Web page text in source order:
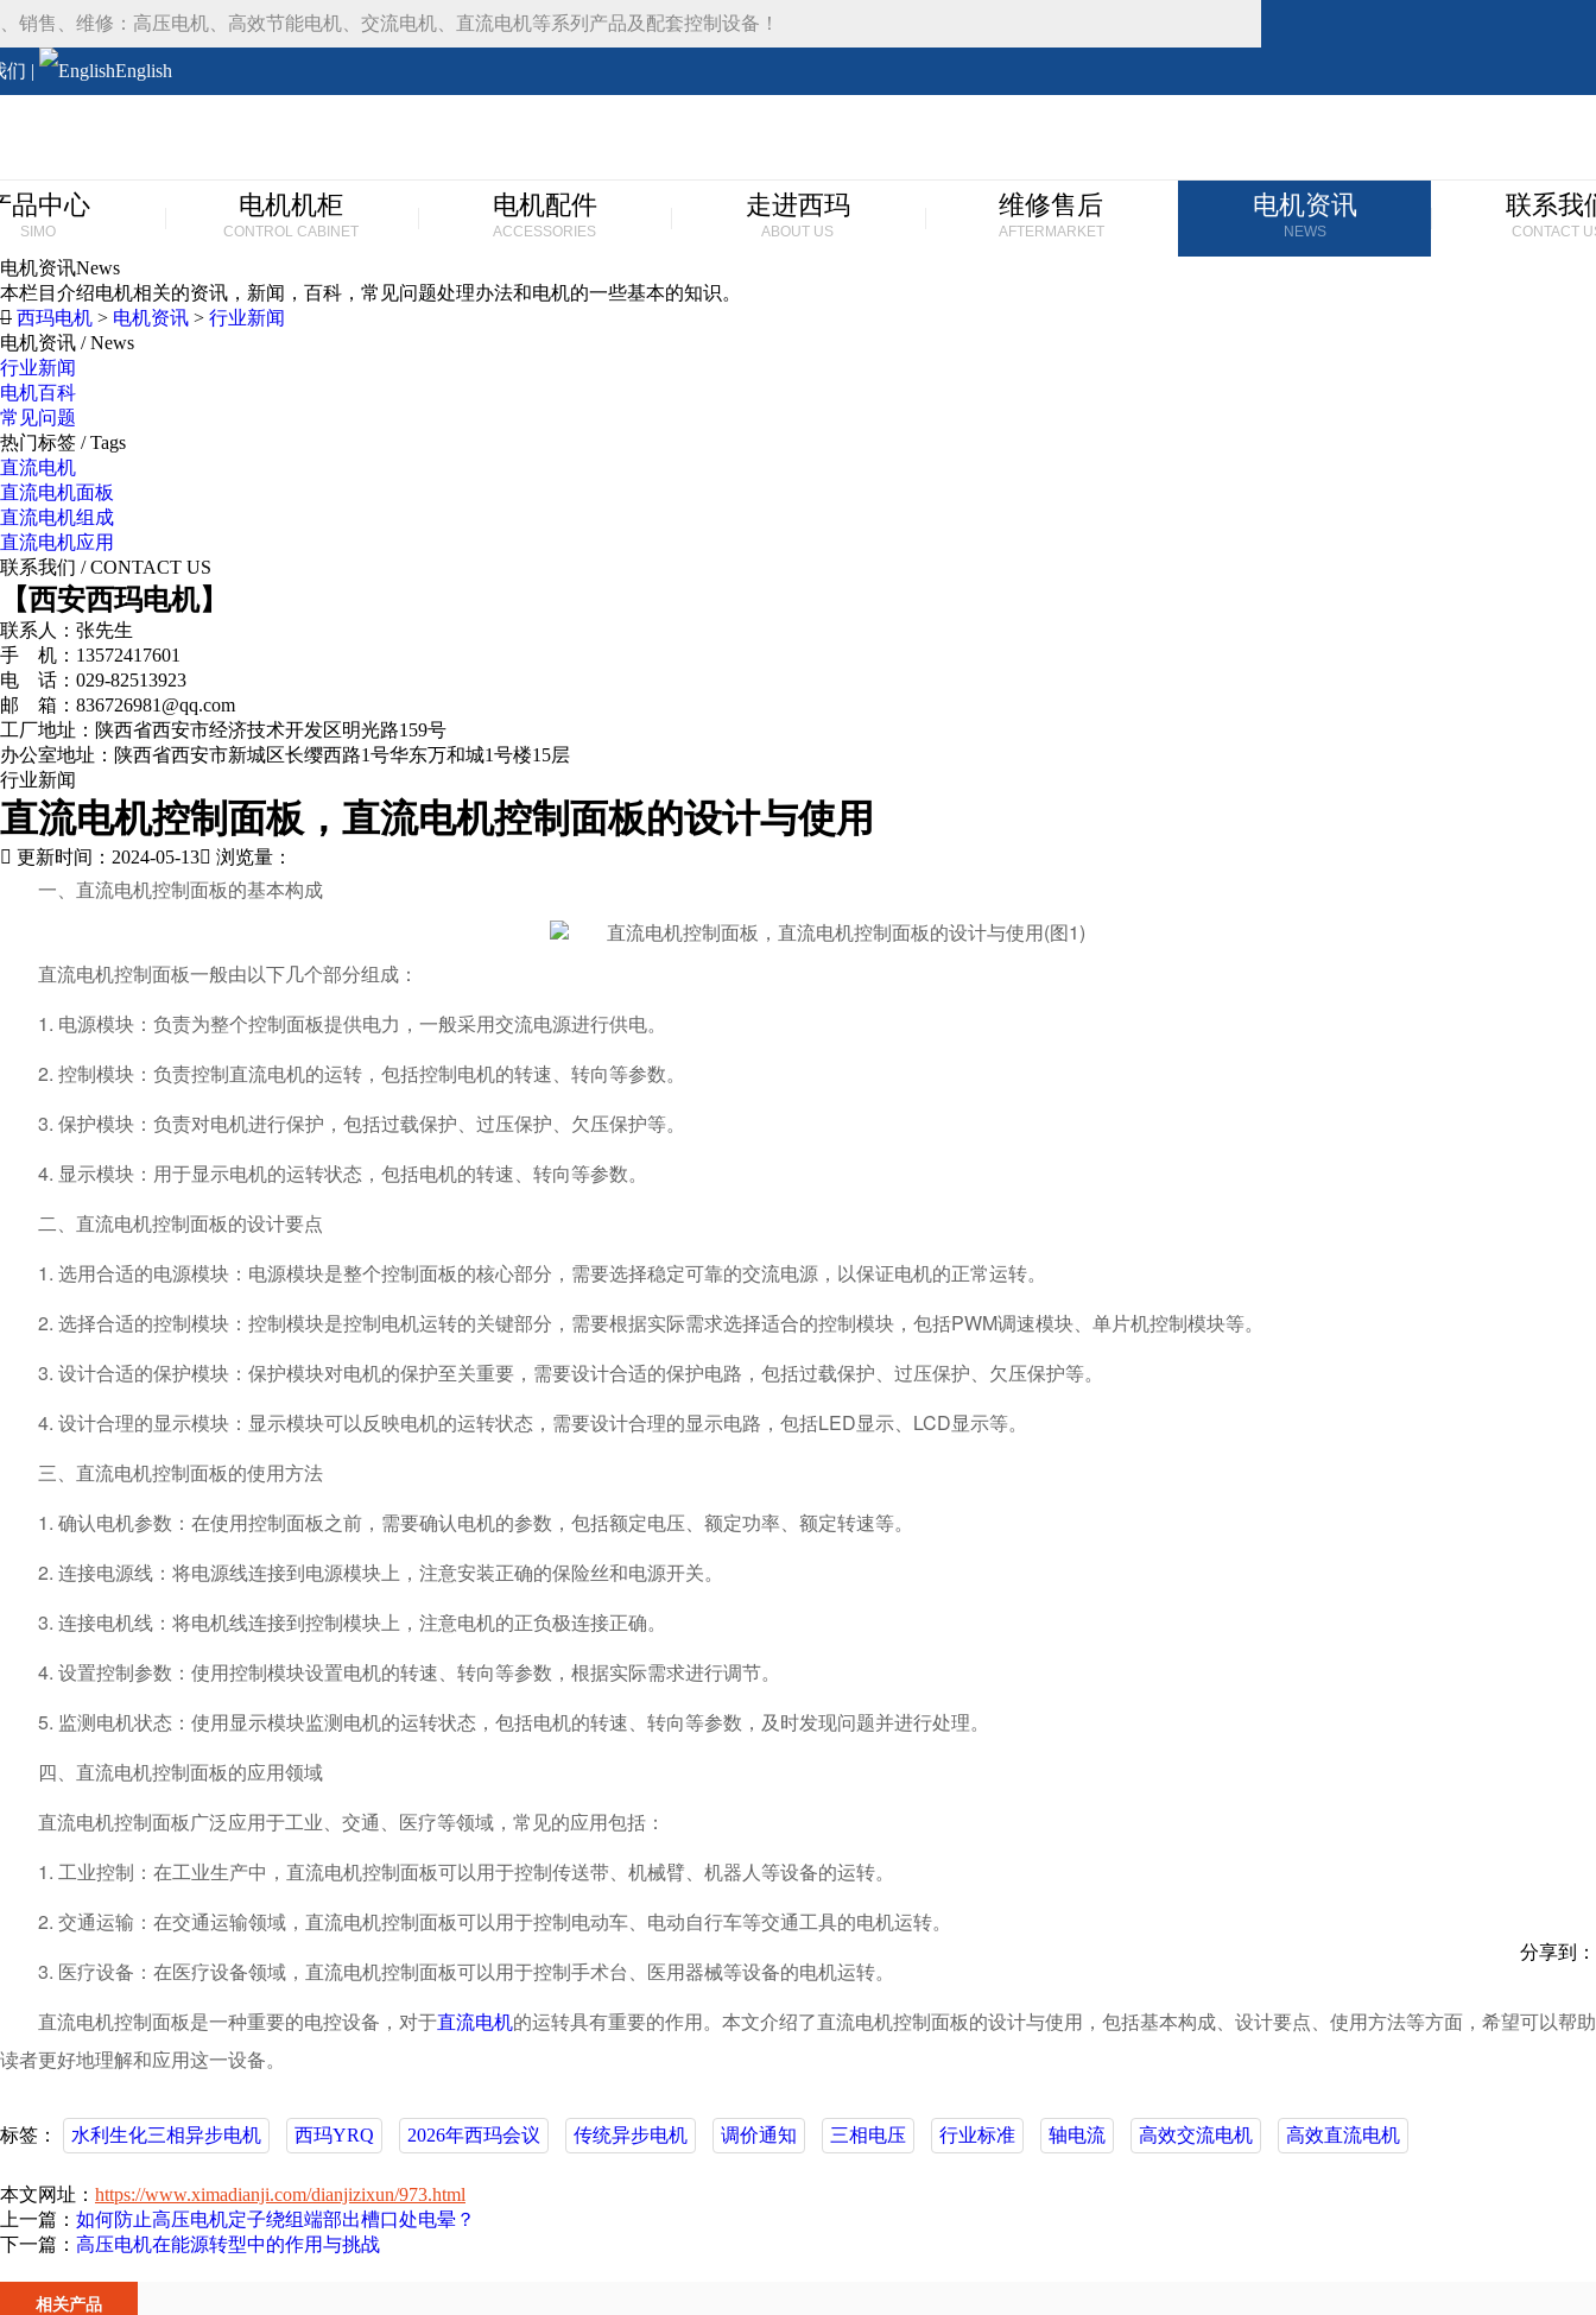
销售、维修：高压电机、高效节能电机、交流电机、直流电机等系列产品及配套控制设备！
们 | English
品中心
SIMO
电机机柜
CONTROL CABINET
电机配件
ACCESSORIES
走进西玛
ABOUT US
维修售后
AFTERMARKET
电机资讯
NEWS
联系我
CONTACT
电机资讯News
本栏目介绍电机相关的资讯，新闻，百科，常见问题处理办法和电机的一些基本的知识。
西玛电机 > 电机资讯 > 行业新闻
电机资讯 / News
行业新闻
电机百科
常见问题
热门标签 / Tags
直流电机
直流电机面板
直流电机组成
直流电机应用
联系我们 / CONTACT US
【西安西玛电机】
联系人：张先生
手 机：13572417601
电 话：029-82513923
邮 箱：836726981@qq.com
工厂地址：陕西省西安市经济技术开发区明光路159号
办公室地址：陕西省西安市新城区长缨西路1号华东万和城1号楼15层
行业新闻
直流电机控制面板，直流电机控制面板的设计与使用
更新时间：2024-05-13 浏览量：
分享到：
一、直流电机控制面板的基本构成
直流电机控制面板一般由以下几个部分组成：
1. 电源模块：负责为整个控制面板提供电力，一般采用交流电源进行供电。
2. 控制模块：负责控制直流电机的运转，包括控制电机的转速、转向等参数。
3. 保护模块：负责对电机进行保护，包括过载保护、过压保护、欠压保护等。
4. 显示模块：用于显示电机的运转状态，包括电机的转速、转向等参数。
二、直流电机控制面板的设计要点
1. 选用合适的电源模块：电源模块是整个控制面板的核心部分，需要选择稳定可靠的交流电源，以保证电机的正常运转。
2. 选择合适的控制模块：控制模块是控制电机运转的关键部分，需要根据实际需求选择适合的控制模块，包括PWM调速模块、单片机控制模块等。
3. 设计合适的保护模块：保护模块对电机的保护至关重要，需要设计合适的保护电路，包括过载保护、过压保护、欠压保护等。
4. 设计合理的显示模块：显示模块可以反映电机的运转状态，需要设计合理的显示电路，包括LED显示、LCD显示等。
三、直流电机控制面板的使用方法
1. 确认电机参数：在使用控制面板之前，需要确认电机的参数，包括额定电压、额定功率、额定转速等。
2. 连接电源线：将电源线连接到电源模块上，注意安装正确的保险丝和电源开关。
3. 连接电机线：将电机线连接到控制模块上，注意电机的正负极连接正确。
4. 设置控制参数：使用控制模块设置电机的转速、转向等参数，根据实际需求进行调节。
5. 监测电机状态：使用显示模块监测电机的运转状态，包括电机的转速、转向等参数，及时发现问题并进行处理。
四、直流电机控制面板的应用领域
直流电机控制面板广泛应用于工业、交通、医疗等领域，常见的应用包括：
1. 工业控制：在工业生产中，直流电机控制面板可以用于控制传送带、机械臂、机器人等设备的运转。
2. 交通运输：在交通运输领域，直流电机控制面板可以用于控制电动车、电动自行车等交通工具的电机运转。
3. 医疗设备：在医疗设备领域，直流电机控制面板可以用于控制手术台、医用器械等设备的电机运转。
直流电机控制面板是一种重要的电控设备，对于直流电机的运转具有重要的作用。本文介绍了直流电机控制面板的设计与使用，包括基本构成、设计要点、使用方法等方面，希望可以帮助
读者更好地理解和应用这一设备。
标签： 水利生化三相异步电机 西玛YRQ 2026年西玛会议 传统异步电机 调价通知 三相电压 行业标准 轴电流 高效交流电机 高效直流电机
本文网址： https://www.ximadianji.com/dianjizixun/973.html
上一篇： 如何防止高压电机定子绕组端部出槽口处电晕？
下一篇： 高压电机在能源转型中的作用与挑战
相关产品